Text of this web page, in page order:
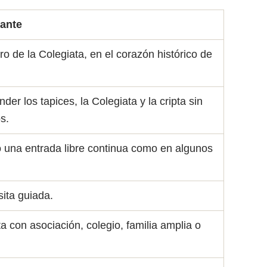
de la Colegiata, en el corazón histórico de
los tapices, la Colegiata y la cripta sin
entrada libre continua como en algunos
guiada.
con asociación, colegio, familia amplia o